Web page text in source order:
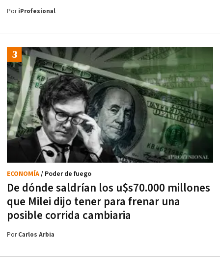
PoriProfesional
De dónde saldrían los u$s70.000 millones
que Milei dijo tener para frenar una
posible corrida cambiaria
ECONOMÍA/ Poder de fuego
PorCarlos Arbia